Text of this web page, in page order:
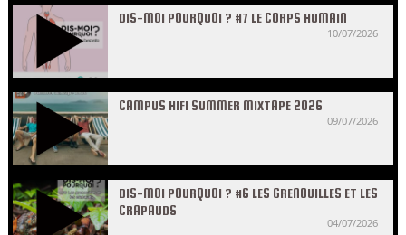
DIS-MOI POURQUOI ? #7 LE CORPS HUMAIN
10/07/2026
CAMPUS HIFI SUMMER MIXTAPE 2026
09/07/2026
DIS-MOI POURQUOI ? #6 LES GRENOUILLES ET LES
CRAPAUDS
04/07/2026